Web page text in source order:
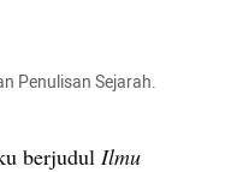
Penulisan Sejarah.
berjudul Ilmu